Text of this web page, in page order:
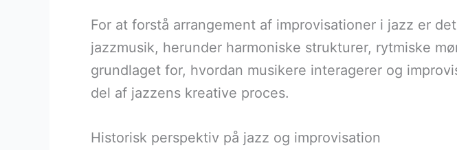
For at forstå arrangement af improvisationer i jazz er
jazzmusik, herunder harmoniske strukturer, rytmiske
grundlaget for, hvordan musikere interagerer og
del af jazzens kreative proces.
Historisk perspektiv på jazz og improvisation